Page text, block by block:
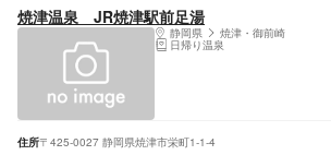
焼津温泉 JR焼津駅前足湯
静岡県 焼津・御前崎
日帰り温泉
住所〒425-0027 静岡県焼津市栄町1-1-4